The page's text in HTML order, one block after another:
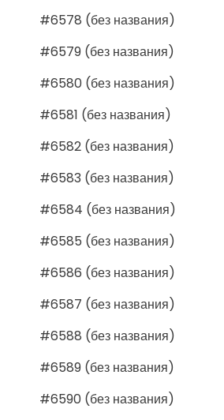
#6578 (без названия)
#6579 (без названия)
#6580 (без названия)
#6581 (без названия)
#6582 (без названия)
#6583 (без названия)
#6584 (без названия)
#6585 (без названия)
#6586 (без названия)
#6587 (без названия)
#6588 (без названия)
#6589 (без названия)
#6590 (без названия)